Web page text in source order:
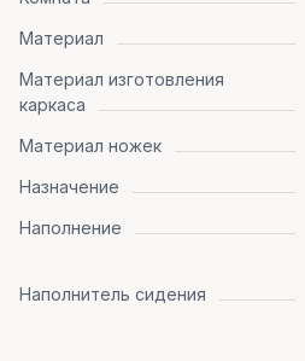
Материал
Материал изготовления
каркаса
Материал ножек
Назначение
Наполнение
Наполнитель сидения